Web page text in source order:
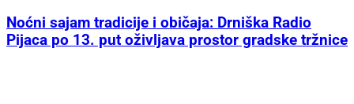
Noćni sajam tradicije i običaja: Drniška Radio
Pijaca po 13. put oživljava prostor gradske tržnice